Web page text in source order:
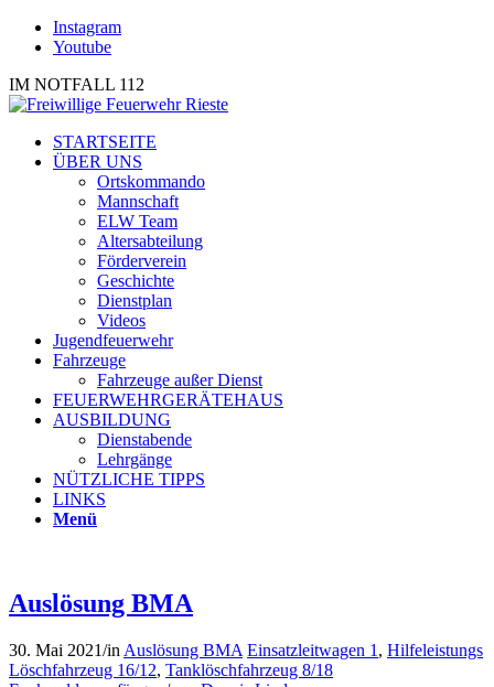
Instagram
Youtube
IM NOTFALL 112
STARTSEITE
ÜBER UNS
Ortskommando
Mannschaft
ELW Team
Altersabteilung
Förderverein
Geschichte
Dienstplan
Videos
Jugendfeuerwehr
Fahrzeuge
Fahrzeuge außer Dienst
FEUERWEHRGERÄTEHAUS
AUSBILDUNG
Dienstabende
Lehrgänge
NÜTZLICHE TIPPS
LINKS
Menü
Auslösung BMA
30. Mai 2021/in Auslösung BMA Einsatzleitwagen 1 , Hilfeleistungs
Löschfahrzeug 16/12, Tanklöschfahrzeug 8/18